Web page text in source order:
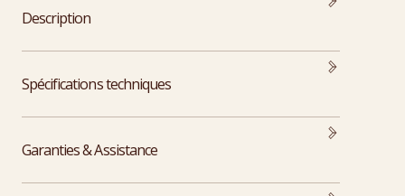
Description
Spécifications techniques
Garanties & Assistance